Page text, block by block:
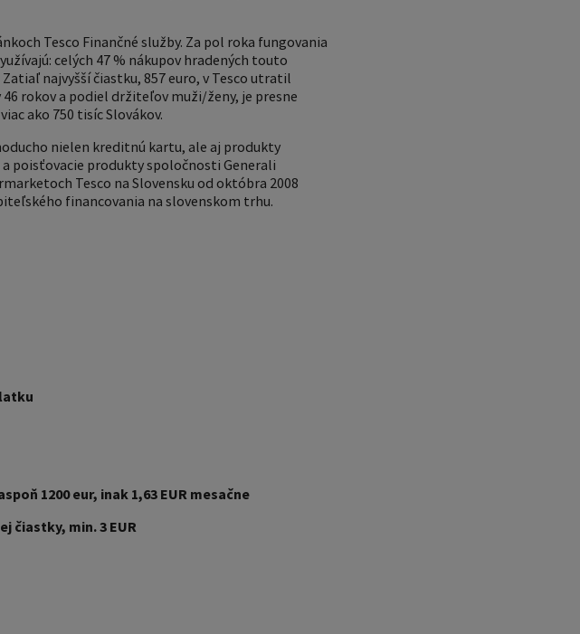
Tesco Finančné služby. Za pol roka fungovania
celých 47 % nákupov hradených touto
najvyšší čiastku, 857 euro, v Tesco utratil
rokov a podiel držiteľov muži/ženy, je presne
ako 750 tisíc Slovákov.
nielen kreditnú kartu, ale aj produkty
poisťovacie produkty spoločnosti Generali
Tesco na Slovensku od októbra 2008
financovania na slovenskom trhu.
1200 eur, inak 1,63 EUR mesačne
čiastky, min. 3 EUR